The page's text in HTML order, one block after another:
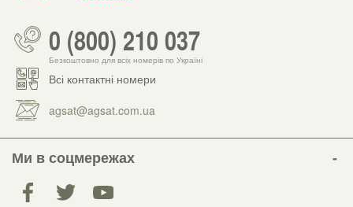
0 (800) 210 037
Безкоштовно для всіх номерів по Україні
Всі контактні номери
agsat@agsat.com.ua
Ми в соцмережах